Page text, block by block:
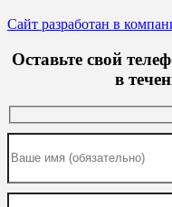
Сайт разработан в
Оставьте свой
в